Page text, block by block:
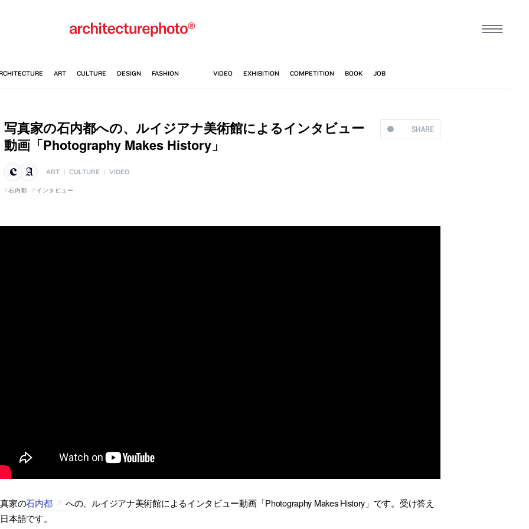
SHARE
写真家の石内都への、ルイジアナ美術館によるインタビュー
動画「Photography Makes History」
ART CULTURE VIDEO
石内都 インタビュー
家の石内都
への、ルイジアナ美術館によるインタビュー動画「Photography Makes History」です。受け答え
本語です。